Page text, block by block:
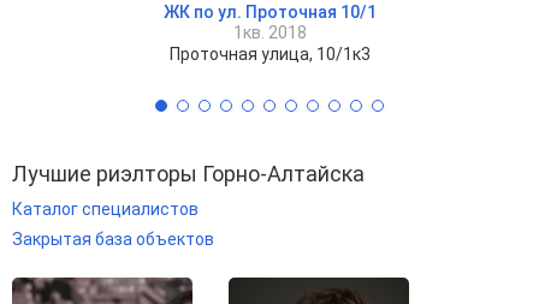
ЖК по ул. Проточная 10/1
1кв. 2018
Проточная улица, 10/1к3
Лучшие риэлторы Горно-Алтайска
Каталог специалистов
Закрытая база объектов